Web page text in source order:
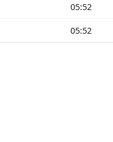
05:52
05:52